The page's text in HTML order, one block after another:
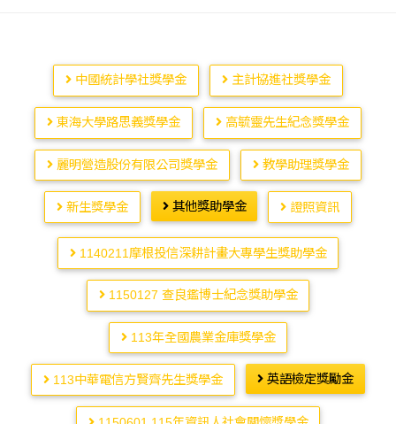
中國統計學社獎學金 主計協進社獎學金
東海大學路思義獎學金 高毓靈先生紀念獎學金
麗明營造股份有限公司獎學金 教學助理獎學金
新生獎學金 其他獎助學金 證照資訊
1140211摩根投信深耕計畫大專學生獎助學金
1150127 查良鑑博士紀念獎助學金
113年全國農業金庫獎學金
113中華電信方賢齊先生獎學金 英語檢定獎勵金